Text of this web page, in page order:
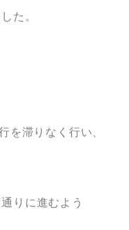
た。
を滞りなく行い、
りに進むよう